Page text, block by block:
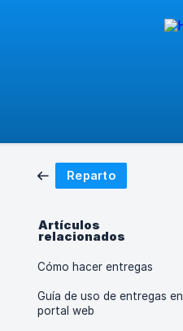
Reparto
Artículos
relacionados
Cómo hacer entregas
Guía de uso de entregas en
portal web